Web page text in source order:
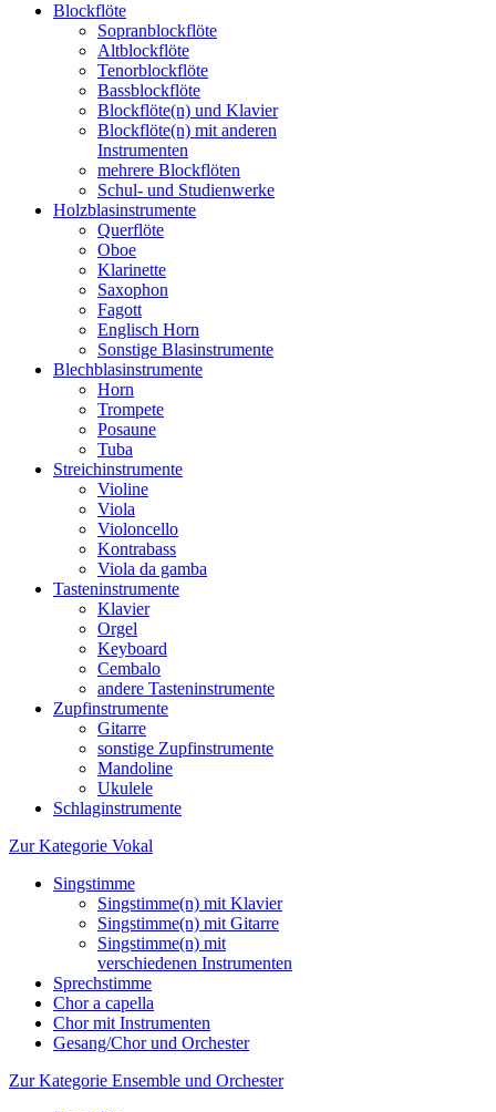
Blockflöte
Sopranblockflöte
Altblockflöte
Tenorblockflöte
Bassblockflöte
Blockflöte(n) und Klavier
Blockflöte(n) mit anderen
Instrumenten
mehrere Blockflöten
Schul- und Studienwerke
Holzblasinstrumente
Querflöte
Oboe
Klarinette
Saxophon
Fagott
Englisch Horn
Sonstige Blasinstrumente
Blechblasinstrumente
Horn
Trompete
Posaune
Tuba
Streichinstrumente
Violine
Viola
Violoncello
Kontrabass
Viola da gamba
Tasteninstrumente
Klavier
Orgel
Keyboard
Cembalo
andere Tasteninstrumente
Zupfinstrumente
Gitarre
sonstige Zupfinstrumente
Mandoline
Ukulele
Schlaginstrumente
Zur Kategorie Vokal
Singstimme
Singstimme(n) mit Klavier
Singstimme(n) mit Gitarre
Singstimme(n) mit
verschiedenen Instrumenten
Sprechstimme
Chor a capella
Chor mit Instrumenten
Gesang/Chor und Orchester
Zur Kategorie Ensemble und Orchester